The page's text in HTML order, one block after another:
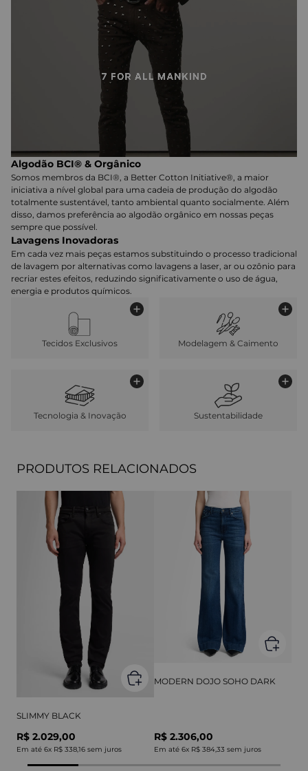
Algodão BCI® & Orgânico
Somos membros da BCI®, a Better Cotton Initiative®, a maior
iniciativa a nível global para uma cadeia de produção do algodão
totalmente sustentável, tanto ambiental quanto socialmente. Além
disso, damos preferência ao algodão orgânico em nossas peças
sempre que possível.
Lavagens Inovadoras
Em cada vez mais peças estamos substituindo o processo tradicional
de lavagem por alternativas como lavagens a laser, ar ou ozônio para
recriar estes efeitos, reduzindo significativamente o uso de água,
energia e produtos químicos.
Tecidos Exclusivos Modelagem & Caimento
Tecnologia & Inovação Sustentabilidade
PRODUTOS RELACIONADOS
SLIMMY BLACK
R$ 2.029,00
Em até 6x R$ 338,16 sem juros
MODERN DOJO SOHO DARK
R$ 2.306,00
Em até 6x R$ 384,33 sem juros